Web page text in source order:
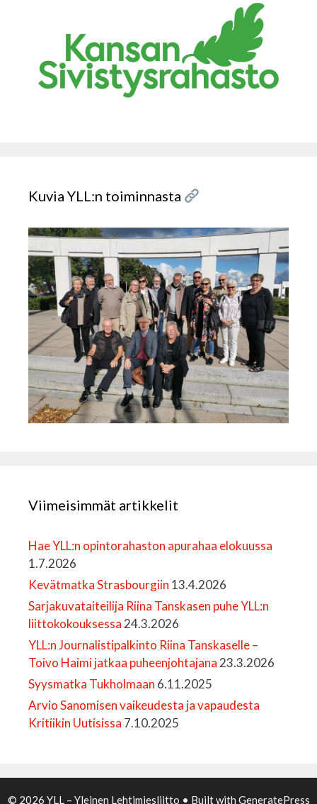
Kuvia YLL:n toiminnasta
Viimeisimmät artikkelit
Hae YLL:n opintorahaston apurahaa elokuussa
1.7.2026
Kevätmatka Strasbourgiin 13.4.2026
Sarjakuvataiteilija Riina Tanskasen puhe YLL:n
liittokokouksessa 24.3.2026
YLL:n Journalistipalkinto Riina Tanskaselle –
Toivo Haimi jatkaa puheenjohtajana 23.3.2026
Syysmatka Tukholmaan 6.11.2025
Arvio Sanomisen vaikeudesta ja vapaudesta
Kritiikin Uutisissa 7.10.2025
© 2026 YLL – Yleinen Lehtimiesliitto • Built with GeneratePress